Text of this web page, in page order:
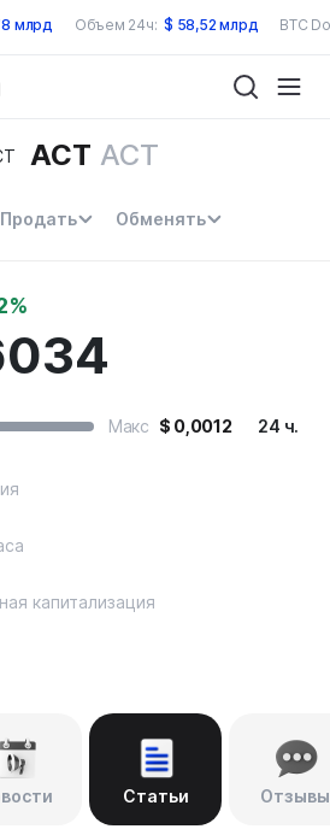
млрд Объем 24ч: $ 58,52 млрд BTC
ACT ACT
Продать Обменять
%
Макс $ 0,0012 24 ч.
капитализация
Статьи Отзывы